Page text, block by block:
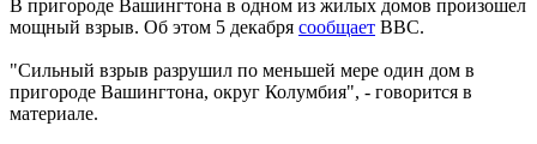
В пригороде Вашингтона в одном из жилых домов произошел
мощный взрыв. Об этом 5 декабря сообщает BBC.
"Сильный взрыв разрушил по меньшей мере один дом в
пригороде Вашингтона, округ Колумбия", - говорится в
материале.